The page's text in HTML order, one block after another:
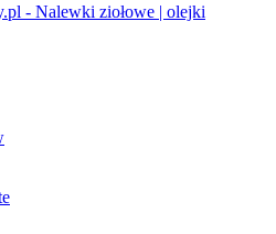
- Nalewki ziołowe | olejki